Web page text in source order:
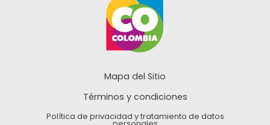
Mapa del Sitio
Términos y condiciones
Política de privacidad y tratamiento de datos